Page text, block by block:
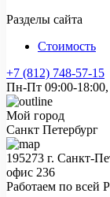
Разделы сайта
Стоимость
+7 (812) 748-57-15
Пн-Пт 09:00-18:00,
Мой город
Санкт Петербург
195273 г. Санкт-
офис 236
Работаем по всей